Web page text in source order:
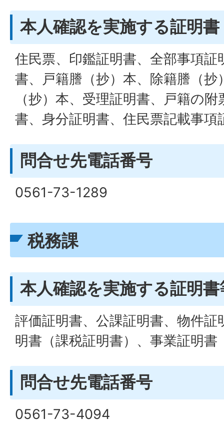
本人確認を実施する証明書
住民票、印鑑証明書、全部事項証
書、戸籍謄（抄）本、除籍謄（抄
（抄）本、受理証明書、戸籍の
書、身分証明書、住民票記載事項
問合せ先電話番号
0561-73-1289
税務課
本人確認を実施する証明書
評価証明書、公課証明書、物件証
明書（課税証明書）、事業証明書
問合せ先電話番号
0561-73-4094